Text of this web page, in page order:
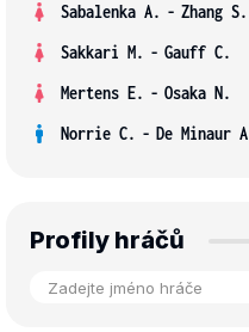
Sabalenka A. - Zhang S.
Sakkari M. - Gauff C.
Mertens E. - Osaka N.
Norrie C. - De Minaur
Profily hráčů